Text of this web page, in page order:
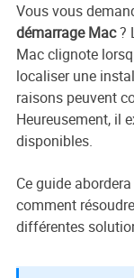
Vous vous
démarrage Mac?
Mac clignote
localiser une
raisons peuvent
Heureusement, il
disponibles.
Ce guide
comment
différentes